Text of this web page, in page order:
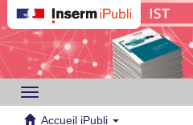
Toggle
navigation
Accueil iPubli